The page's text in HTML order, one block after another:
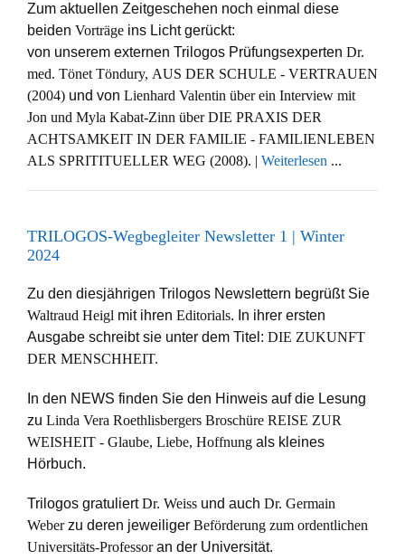
Zum aktuellen Zeitgeschehen noch einmal diese
beiden Vorträge ins Licht gerückt:
von unserem externen Trilogos Prüfungsexperten Dr.
med. Tönet Töndury, AUS DER SCHULE - VERTRAUEN
(2004) und von Lienhard Valentin über ein Interview mit
Jon und Myla Kabat-Zinn über DIE PRAXIS DER
ACHTSAMKEIT IN DER FAMILIE - FAMILIENLEBEN
ALS SPRITITUELLER WEG (2008). | Weiterlesen ...
TRILOGOS-Wegbegleiter Newsletter 1 | Winter
2024
Zu den diesjährigen Trilogos Newslettern begrüßt Sie
Waltraud Heigl mit ihren Editorials. In ihrer ersten
Ausgabe schreibt sie unter dem Titel: DIE ZUKUNFT
DER MENSCHHEIT.
In den NEWS finden Sie den Hinweis auf die Lesung
zu Linda Vera Roethlisbergers Broschüre REISE ZUR
WEISHEIT - Glaube, Liebe, Hoffnung als kleines
Hörbuch.
Trilogos gratuliertDr. Weiss und auch Dr. Germain
Weberzu deren jeweiliger Beförderung zum ordentlichen
Universitäts-Professoran der Universität.